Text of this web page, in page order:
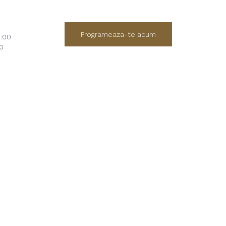
Programeaza-te acum